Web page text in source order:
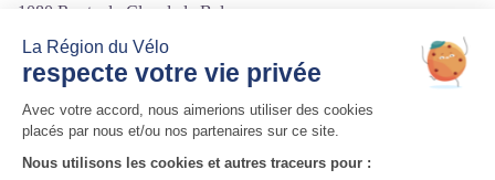
1080 Route du Clos de la Balme
Bâtiment des Hauts Plateaux
38250 Corrençon-en-Vercors
Tél. 04 76 95 81 75
Courriel:
info@correncon.com